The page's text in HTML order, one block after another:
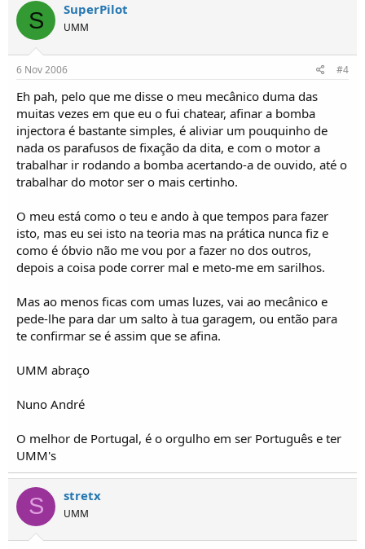
S SuperPilot
UMM
6 Nov 2006 #4
Eh pah, pelo que me disse o meu mecânico duma das
muitas vezes em que eu o fui chatear, afinar a bomba
injectora é bastante simples, é aliviar um pouquinho de
nada os parafusos de fixação da dita, e com o motor a
trabalhar ir rodando a bomba acertando-a de ouvido, até o
trabalhar do motor ser o mais certinho.
O meu está como o teu e ando à que tempos para fazer
isto, mas eu sei isto na teoria mas na prática nunca fiz e
como é óbvio não me vou por a fazer no dos outros,
depois a coisa pode correr mal e meto-me em sarilhos.
Mas ao menos ficas com umas luzes, vai ao mecânico e
pede-lhe para dar um salto à tua garagem, ou então para
te confirmar se é assim que se afina.
UMM abraço
Nuno André
O melhor de Portugal, é o orgulho em ser Português e ter
UMM's
S stretx
UMM